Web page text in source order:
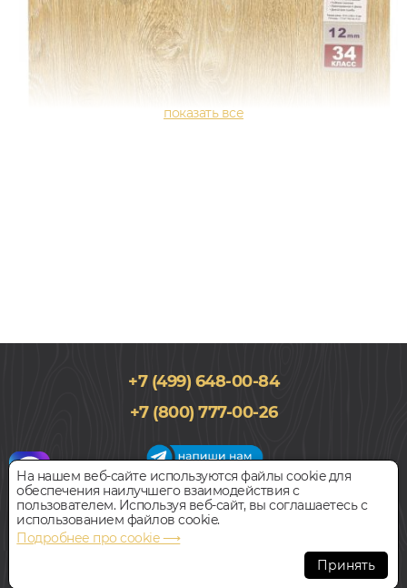
238x1213, 12мм
34 класс, Дуб, Однополосный, Влагостойкий
Цена за 1 м² 1 658руб.
БЫСТРЫЙ ЗАКАЗ КУПИТЬ
+7 (499) 648-00-84
+7 (800) 777-00-26
График работы салона
Пн-Вс с 09:00 до 21:00
Наш адрес:127018, г. Москва,
ул.Складочная, д.1, строение 9
На нашем веб-сайте используются файлы cookie для
обеспечения наилучшего взаимодействия с
пользователем. Используя веб-сайт, вы соглашаетесь с
использованием файлов cookie.
Подробнее про cookie ⟶
Принять